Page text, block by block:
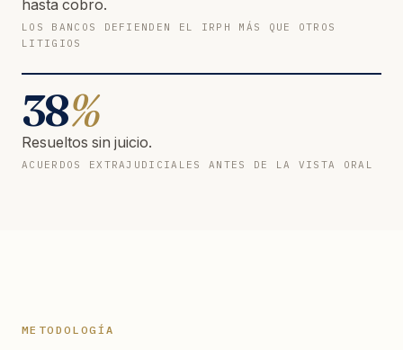
hasta cobro.
LOS BANCOS DEFIENDEN EL IRPH MÁS QUE OTROS
LITIGIOS
38%
Resueltos sin juicio.
ACUERDOS EXTRAJUDICIALES ANTES DE LA VISTA ORAL
METODOLOGÍA